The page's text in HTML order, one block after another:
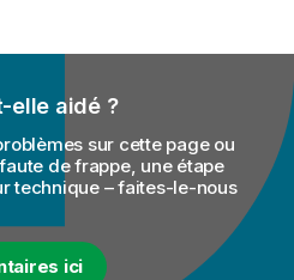
elle aidé ?
sur cette page ou
de frappe, une étape
technique – faites-le-nous
ici